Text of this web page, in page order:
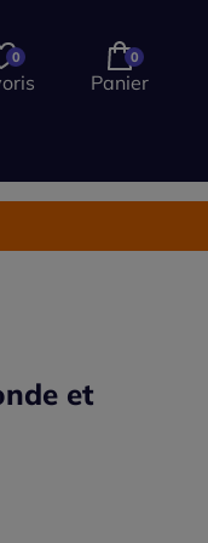
0 0
Panier
et